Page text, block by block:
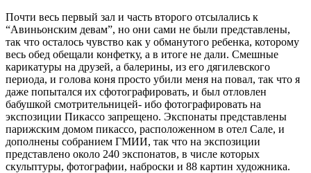
Почти весь первый зал и часть второго отсылались к
“Авиньонским девам”, но они сами не были представлены,
так что осталось чувство как у обманутого ребенка, которому
весь обед обещали конфетку, а в итоге не дали. Смешные
карикатуры на друзей, а балерины, из его дягилевского
периода, и голова коня просто убили меня на повал, так что я
даже попытался их сфотографировать, и был отловлен
бабушкой смотрительницей- ибо фотографировать на
экспозиции Пикассо запрещено. Экспонаты представлены
парижским домом пикассо, расположенном в отел Сале, и
дополнены собранием ГМИИ, так что на экспозиции
представлено около 240 экспонатов, в числе которых
скульптуры, фотографии, наброски и 88 картин художника.